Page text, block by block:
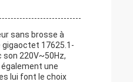
sans brosse à
gigaoctet 17625.1-
son 220V~50Hz,
une
lui font le choix